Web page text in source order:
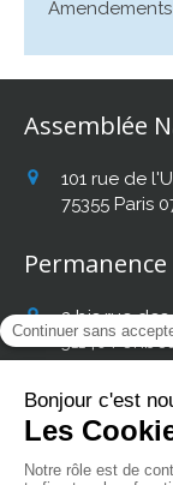
Amendements
Assemblée
101 rue de
75355 Paris
2 bis rue
31140